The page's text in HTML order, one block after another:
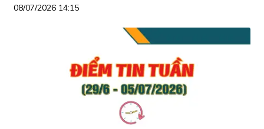
08/07/2026 14:15